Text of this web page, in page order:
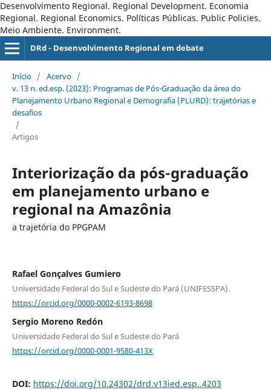
Desenvolvimento Regional. Regional Development. Economia
Regional. Regional Economics. Políticas Públicas. Public Policies.
Meio Ambiente. Environment.
DRd - Desenvolvimento Regional em debate
Início / Acervo /
v. 13 n. ed.esp. (2023): Programas de Pós-Graduação da área do
Planejamento Urbano Regional e Demografia (PLURD): trajetórias e
desafios
/
Artigos
Interiorização da pós-graduação
em planejamento urbano e
regional na Amazônia
a trajetória do PPGPAM
Rafael Gonçalves Gumiero
Universidade Federal do Sul e Sudeste do Pará (UNIFESSPA).
https://orcid.org/0000-0002-6193-8698
Sergio Moreno Redón
Universidade Federal do Sul e Sudeste do Pará
https://orcid.org/0000-0001-9580-413X
DOI: https://doi.org/10.24302/drd.v13ied.esp..4203